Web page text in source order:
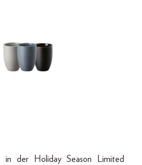
in der Holiday Season Limited